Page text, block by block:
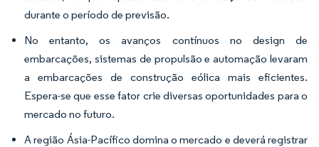
durante o período de previsão.
No entanto, os avanços contínuos no design de
embarcações, sistemas de propulsão e automação levaram
a embarcações de construção eólica mais eficientes.
Espera-se que esse fator crie diversas oportunidades para o
mercado no futuro.
A região Ásia-Pacífico domina o mercado e deverá registrar